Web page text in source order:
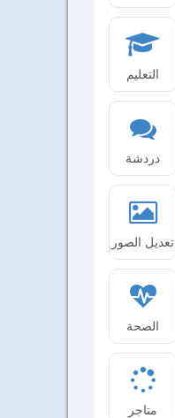
التعليم
دردشة
تعديل الصور
الصحة
متاجر